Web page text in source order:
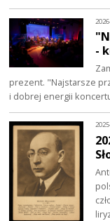
-
prezent. "Najstarsze
i dobrej energii